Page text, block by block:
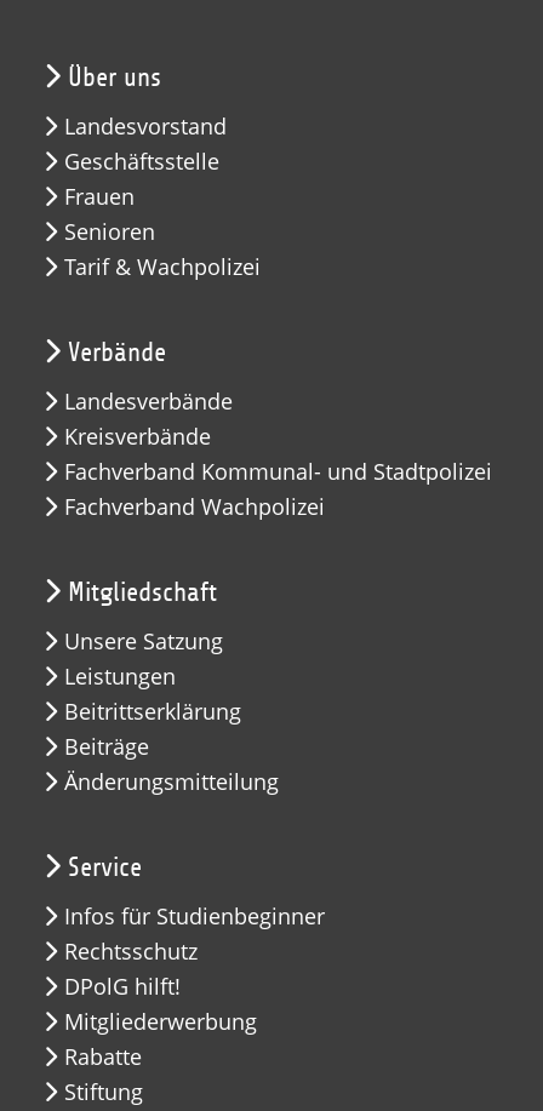
Über uns
Landesvorstand
Geschäftsstelle
Frauen
Senioren
Tarif & Wachpolizei
Verbände
Landesverbände
Kreisverbände
Fachverband Kommunal- und Stadtpolizei
Fachverband Wachpolizei
Mitgliedschaft
Unsere Satzung
Leistungen
Beitrittserklärung
Beiträge
Änderungsmitteilung
Service
Infos für Studienbeginner
Rechtsschutz
DPolG hilft!
Mitgliederwerbung
Rabatte
Stiftung